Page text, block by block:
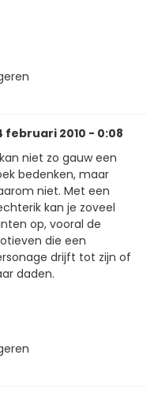
februari 2010 - 0:08
niet zo gauw een
bedenken, maar
niet. Met een
kan je zoveel
op, vooral de
die een
drijft tot zijn of
daden.